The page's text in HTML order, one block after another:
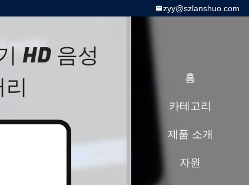
zyy@szlanshuo.com
HD 음성
홈
카테고리
제품 소개
자원